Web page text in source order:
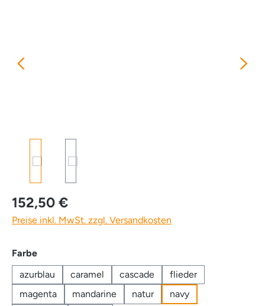
152,50 €
Preise inkl. MwSt. zzgl. Versandkosten
Farbeauswählen
azurblau
caramel cascade
flieder
magenta
mandarine natur
navy